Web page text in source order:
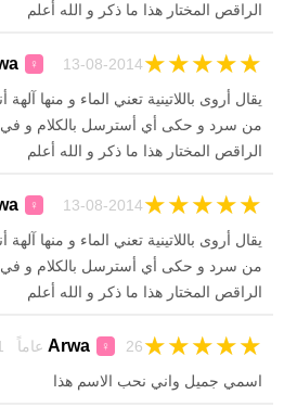
الراقص المختار هذا ما ذكر و الله أعلم
♀ 13-08-2014 ★
★
★
★
★
يقال أروى باللاتينية تعني الماء و منها
من سرد و حكى أي أسترسل بالكلام و في
الراقص المختار هذا ما ذكر و الله أعلم
♀ 13-08-2014 ★
★
★
★
★
يقال أروى باللاتينية تعني الماء و منها
من سرد و حكى أي أسترسل بالكلام و في
الراقص المختار هذا ما ذكر و الله أعلم
Arwa ♀ 26 عاماً 21-12-2014 ★
★
★
★
★
اسمي جميل واني نحب الاسم هذا